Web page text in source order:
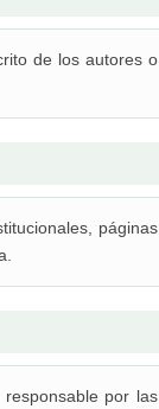
de los autores o
páginas
por las